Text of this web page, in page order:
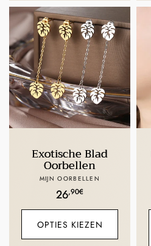
Exotische Blad
Oorbellen
Verkoper:
MIJN OORBELLEN
Normale
prijs
26,90€
OPTIES KIEZEN